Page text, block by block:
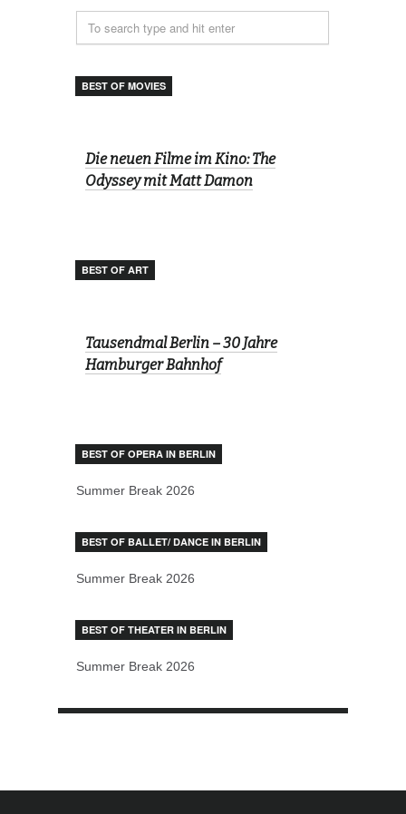
BEST OF MOVIES
Die neuen Filme im Kino: The
Odyssey mit Matt Damon
BEST OF ART
Tausendmal Berlin – 30 Jahre
Hamburger Bahnhof
BEST OF OPERA IN BERLIN
Summer Break 2026
BEST OF BALLET/ DANCE IN BERLIN
Summer Break 2026
BEST OF THEATER IN BERLIN
Summer Break 2026